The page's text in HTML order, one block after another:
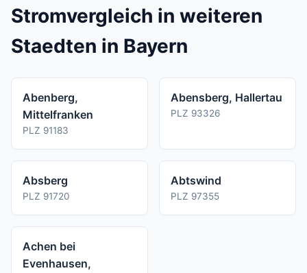
Vertrags ab.
Stromvergleich in weiteren
Staedten in Bayern
Abenberg,
Mittelfranken
PLZ 91183
Abensberg, Hallertau
PLZ 93326
Absberg
PLZ 91720
Abtswind
PLZ 97355
Achen bei
Evenhausen,